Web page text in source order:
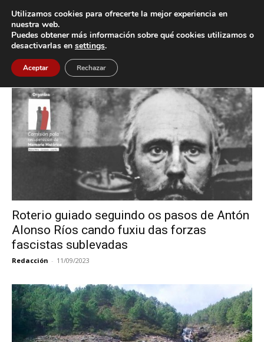
Inicio Etiquetas Roteiro
Etiqueta: Roteiro
Roterio guiado seguindo os pasos de Antón
Alonso Ríos cando fuxiu das forzas
fascistas sublevadas
Redacción - 11/09/2023
Utilizamos cookies para ofrecerte la mejor experiencia en
nuestra web.
Puedes obtener más información sobre qué cookies utilizamos o
desactivarlas en settings.
Aceptar Rechazar